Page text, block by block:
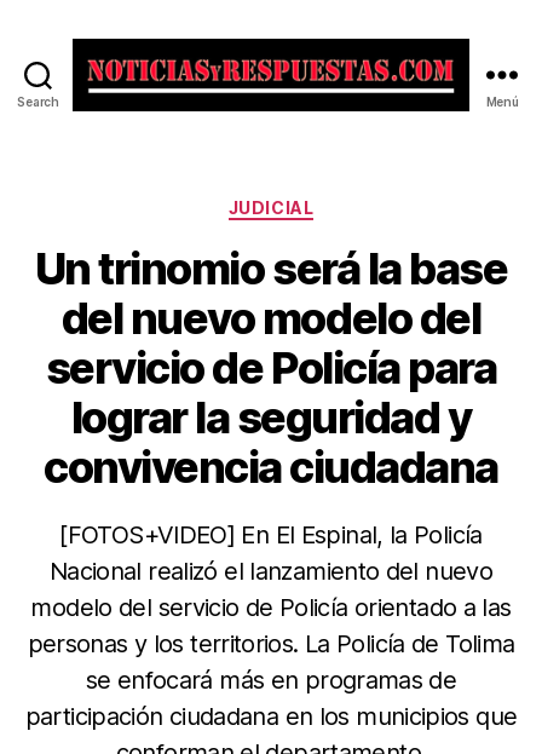
Search Menú
Categorías
JUDICIAL
Un trinomio será la base
del nuevo modelo del
servicio de Policía para
lograr la seguridad y
convivencia ciudadana
[FOTOS+VIDEO] En El Espinal, la Policía
Nacional realizó el lanzamiento del nuevo
modelo del servicio de Policía orientado a las
personas y los territorios. La Policía de Tolima
se enfocará más en programas de
participación ciudadana en los municipios que